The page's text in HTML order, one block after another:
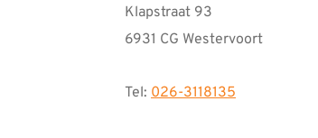
Klapstraat 93
6931 CG Westervoort
Tel: 026-3118135